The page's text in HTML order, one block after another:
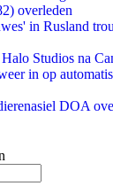
overleden
in Rusland
Studios na
in op
DOA